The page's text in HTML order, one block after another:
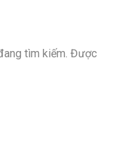
tìm kiếm. Được